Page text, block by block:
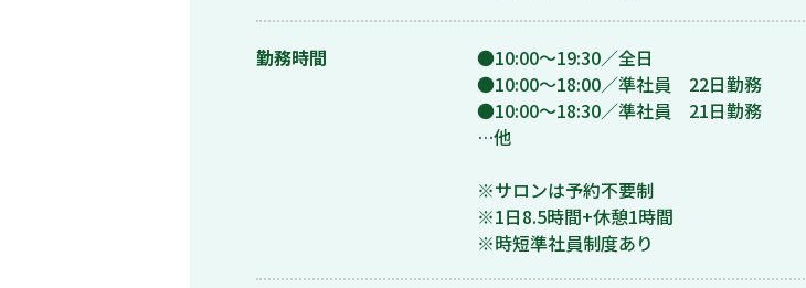
勤務時間
●10:00〜19:30／全日
●10:00〜18:00／準社員 22日勤務
●10:00〜18:30／準社員 21日勤務
…他
※サロンは予約不要制
※1日8.5時間+休憩1時間
※時短準社員制度あり